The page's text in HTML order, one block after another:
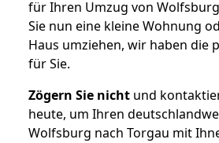
für Ihren Umzug von
Sie nun eine kleine Wohnung
Haus umziehen, wir haben die
für Sie.
Zögern Sie nicht und
heute, um Ihren
Wolfsburg nach Torgau mit